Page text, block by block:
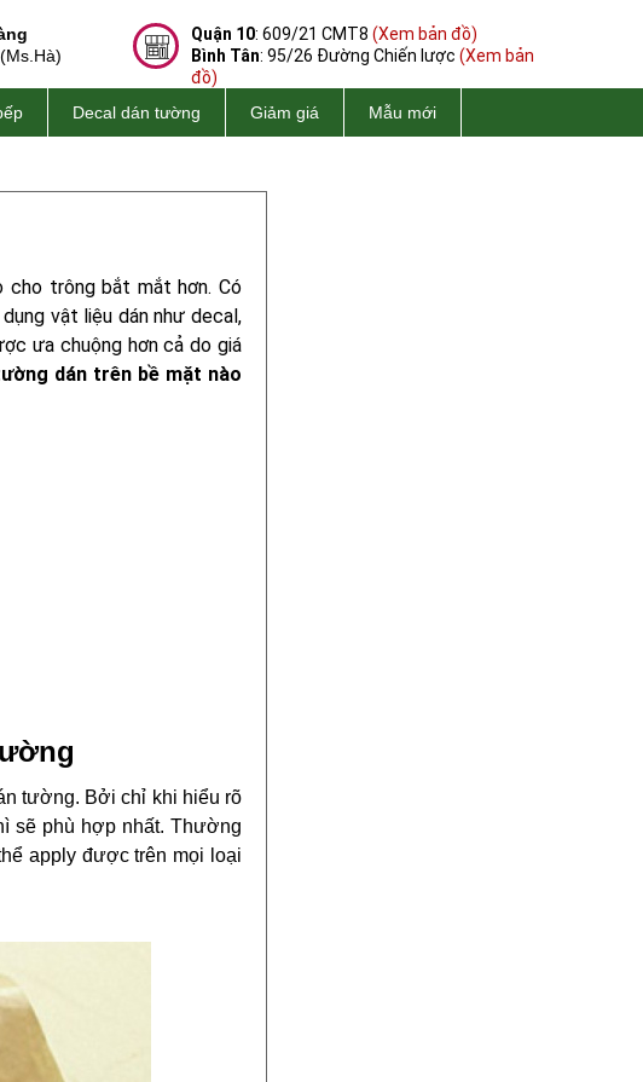
(Ms.Hà)
Quận 10: 609/21 CMT8 (Xem bản đồ)
Bình Tân: 95/26 Đường Chiến lược (Xem bản
đồ)
Decal dán tường Giảm giá Mẫu mới
cho trông bắt mắt hơn. Có
vật liệu dán như decal,
ưa chuộng hơn cả do giá
dán trên bề mặt nào
tường. Bởi chỉ khi hiểu rõ
sẽ phù hợp nhất. Thường
apply được trên mọi loại